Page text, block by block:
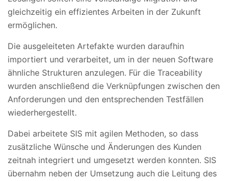
gleichzeitig ein effizientes Arbeiten in der Zukunft
ermöglichen.
Die ausgeleiteten Artefakte wurden daraufhin
importiert und verarbeitet, um in der neuen Software
ähnliche Strukturen anzulegen. Für die Traceability
wurden anschließend die Verknüpfungen zwischen den
Anforderungen und den entsprechenden Testfällen
wiederhergestellt.
Dabei arbeitete SIS mit agilen Methoden, so dass
zusätzliche Wünsche und Änderungen des Kunden
zeitnah integriert und umgesetzt werden konnten. SIS
übernahm neben der Umsetzung auch die Leitung des